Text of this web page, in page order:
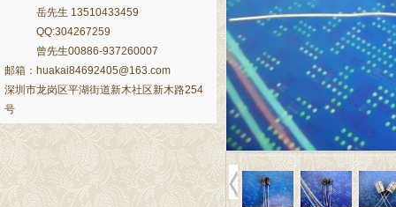
岳先生 13510433459
QQ:304267259
曾先生00886-937260007
邮箱：huakai84692405@163.com
深圳市龙岗区平湖街道新木社区新木路254
号